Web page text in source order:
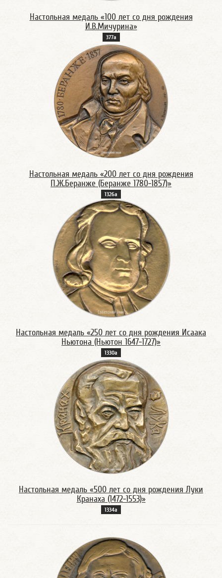
Настольная медаль «100 лет со дня рождения
И.В.Мичурина»
377а
Настольная медаль «200 лет со дня рождения
П.Ж.Беранже (Беранже 1780-1857)»
1326а
Настольная медаль «250 лет со дня рождения Исаака
Ньютона (Ньютон 1647-1727)»
1330а
Настольная медаль «500 лет со дня рождения Луки
Кранаха (1472-1553)»
1334а